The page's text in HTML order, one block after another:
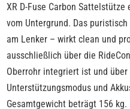
XR D-Fuse Carbon
vom Untergrund. Das
am Lenker – wirkt clean und
ausschließlich über die
Oberrohr integriert ist und
Unterstützungsmodus und
Gesamtgewicht beträgt 156 kg.